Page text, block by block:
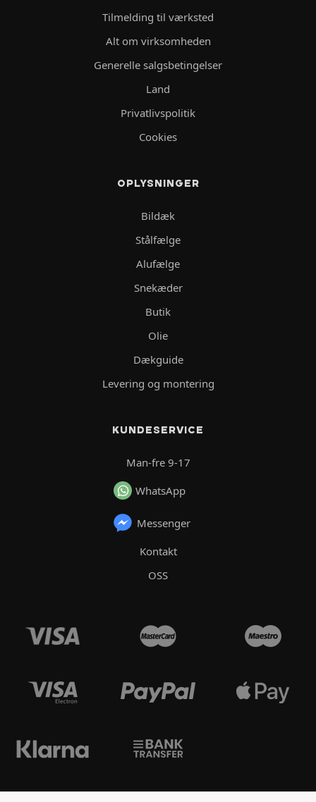
Tilmelding til værksted
Alt om virksomheden
Generelle salgsbetingelser
Land
Privatlivspolitik
Cookies
OPLYSNINGER
Bildæk
Stålfælge
Alufælge
Snekæder
Butik
Olie
Dækguide
Levering og montering
KUNDESERVICE
Man-fre 9-17
WhatsApp
Messenger
Kontakt
OSS